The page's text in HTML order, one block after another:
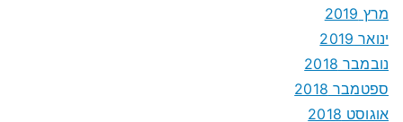
מרץ 2019
ינואר 2019
נובמבר 2018
ספטמבר 2018
אוגוסט 2018